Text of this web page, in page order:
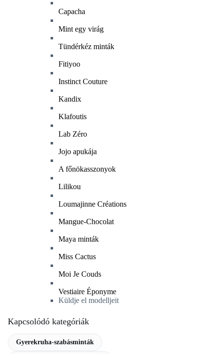
Capacha
Mint egy virág
Tündérkéz minták
Fitiyoo
Instinct Couture
Kandix
Klafoutis
Lab Zéro
Jojo apukája
A főnökasszonyok
Lilikou
Loumajinne Créations
Mangue-Chocolat
Maya minták
Miss Cactus
Moi Je Couds
Vestiaire Éponyme
Küldje el modelljeit
Kapcsolódó kategóriák
Gyerekruha-szabásminták